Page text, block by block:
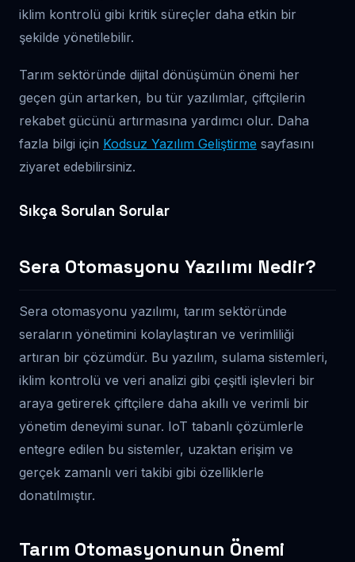
iklim kontrolü gibi kritik süreçler daha etkin bir
şekilde yönetilebilir.
Tarım sektöründe dijital dönüşümün önemi her
geçen gün artarken, bu tür yazılımlar, çiftçilerin
rekabet gücünü artırmasına yardımcı olur. Daha
fazla bilgi için Kodsuz Yazılım Geliştirme sayfasını
ziyaret edebilirsiniz.
Sıkça Sorulan Sorular
Sera Otomasyonu Yazılımı Nedir?
Sera otomasyonu yazılımı, tarım sektöründe
seraların yönetimini kolaylaştıran ve verimliliği
artıran bir çözümdür. Bu yazılım, sulama sistemleri,
iklim kontrolü ve veri analizi gibi çeşitli işlevleri bir
araya getirerek çiftçilere daha akıllı ve verimli bir
yönetim deneyimi sunar. IoT tabanlı çözümlerle
entegre edilen bu sistemler, uzaktan erişim ve
gerçek zamanlı veri takibi gibi özelliklerle
donatılmıştır.
Tarım Otomasyonunun Önemi